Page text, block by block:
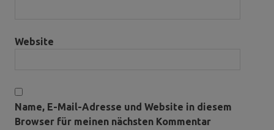
Website
Name, E-Mail-Adresse und Website in diesem
Browser für meinen nächsten Kommentar